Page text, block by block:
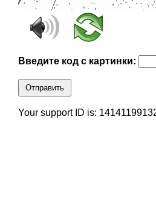
Введите код с картинки:
Отправить
Your support ID is: